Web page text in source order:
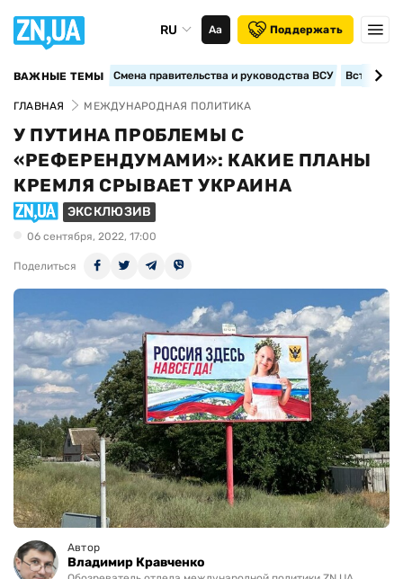
RU Аа Поддержать
ВАЖНЫЕ ТЕМЫ Смена правительства и руководства ВСУ
ГЛАВНАЯ МЕЖДУНАРОДНАЯ ПОЛИТИКА
У ПУТИНА ПРОБЛЕМЫ С
«РЕФЕРЕНДУМАМИ»: КАКИЕ ПЛАНЫ
КРЕМЛЯ СРЫВАЕТ УКРАИНА
ЭКСКЛЮЗИВ
06 сентября, 2022, 17:00
Поделиться
Автор
Владимир Кравченко